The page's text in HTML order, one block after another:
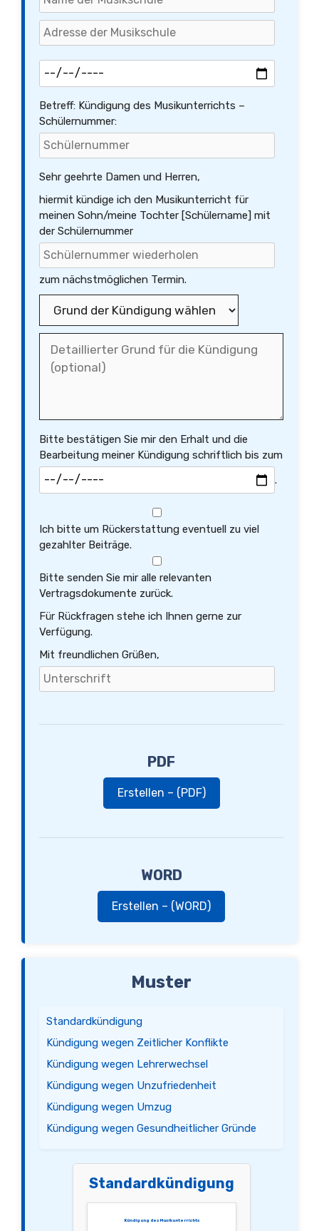
Betreff: Kündigung des Musikunterrichts –
Schülernummer:
Sehr geehrte Damen und Herren,
hiermit kündige ich den Musikunterricht für
meinen Sohn/meine Tochter [Schülername] mit
der Schülernummer
zum nächstmöglichen Termin.
Bitte bestätigen Sie mir den Erhalt und die
Bearbeitung meiner Kündigung schriftlich bis zum
.
Ich bitte um Rückerstattung eventuell zu viel
gezahlter Beiträge.
Bitte senden Sie mir alle relevanten
Vertragsdokumente zurück.
Für Rückfragen stehe ich Ihnen gerne zur
Verfügung.
Mit freundlichen Grüßen,
PDF
Erstellen – (PDF)
WORD
Erstellen – (WORD)
Muster
Standardkündigung
Kündigung wegen Zeitlicher Konflikte
Kündigung wegen Lehrerwechsel
Kündigung wegen Unzufriedenheit
Kündigung wegen Umzug
Kündigung wegen Gesundheitlicher Gründe
Standardkündigung
Kündigung des Musikunterrichts